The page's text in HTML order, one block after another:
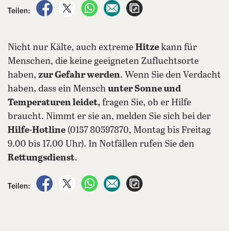
Teilen:
auf Facebook teilen
auf X teilenper WhatsApp teilen
per E-Mail teilen
Nicht nur Kälte, auch extreme Hitze kann für
Menschen, die keine geeigneten Zufluchtsorte
haben, zur Gefahr werden. Wenn Sie den Verdacht
haben, dass ein Mensch unter Sonne und
Temperaturen leidet, fragen Sie, ob er Hilfe
braucht. Nimmt er sie an, melden Sie sich bei der
Hilfe-Hotline (0157 80597870, Montag bis Freitag
9.00 bis 17.00 Uhr). In Notfällen rufen Sie den
Rettungsdienst.
Teilen:
auf Facebook teilen
auf X teilenper WhatsApp teilen
per E-Mail teilen